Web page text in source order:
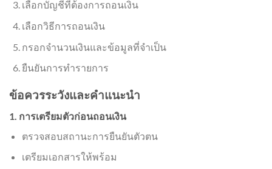
เลือกบัญชีที่ต้องการถอนเงิน
เลือกวิธีการถอนเงิน
กรอกจำนวนเงินและข้อมูลที่จำเป็น
ยืนยันการทำรายการ
ข้อควรระวังและคำแนะนำ
1. การเตรียมตัวก่อนถอนเงิน
ตรวจสอบสถานะการยืนยันตัวตน
เตรียมเอกสารให้พร้อม